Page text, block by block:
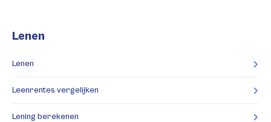
Lenen
Lenen
Leenrentes vergelijken
Lening berekenen